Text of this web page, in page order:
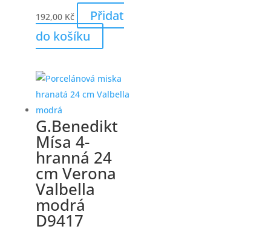
192,00 Kč
Přidat
do košíku
G.Benedikt
Mísa 4-
hranná 24
cm Verona
Valbella
modrá
D9417